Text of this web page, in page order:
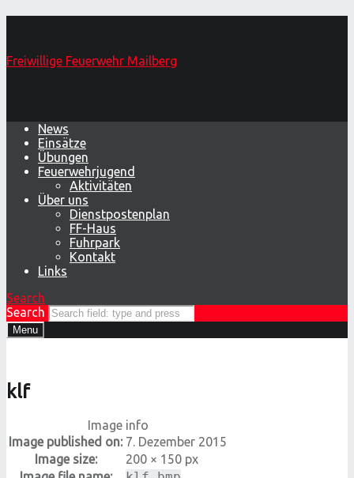
Freiwillige Feuerwehr Mailberg
News
Einsätze
Übungen
Feuerwehrjugend
Aktivitäten
Über uns
Dienstpostenplan
FF-Haus
Fuhrpark
Kontakt
Links
Search
Search
Menu
klf
Image info
Image published on: 7. Dezember 2015
Image size:
200 × 150 px